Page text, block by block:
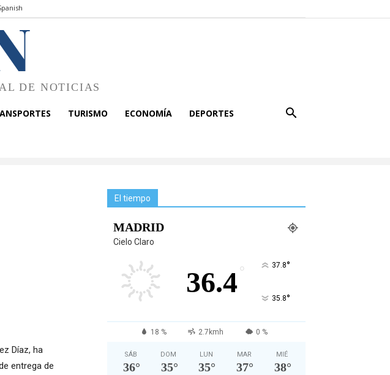
DE NOTICIAS
TURISMO ECONOMÍA DEPORTES
Díaz, ha
entrega de
El tiempo
MADRID
Cielo Claro
36.4° 37.8°
35.8°
18 % 2.7kmh 0 %
SÁB
36°
DOM
35°
LUN
35°
MAR
37°
MIÉ
38°